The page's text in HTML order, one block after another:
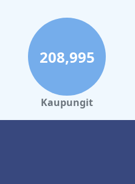
208,995
Kaupungit